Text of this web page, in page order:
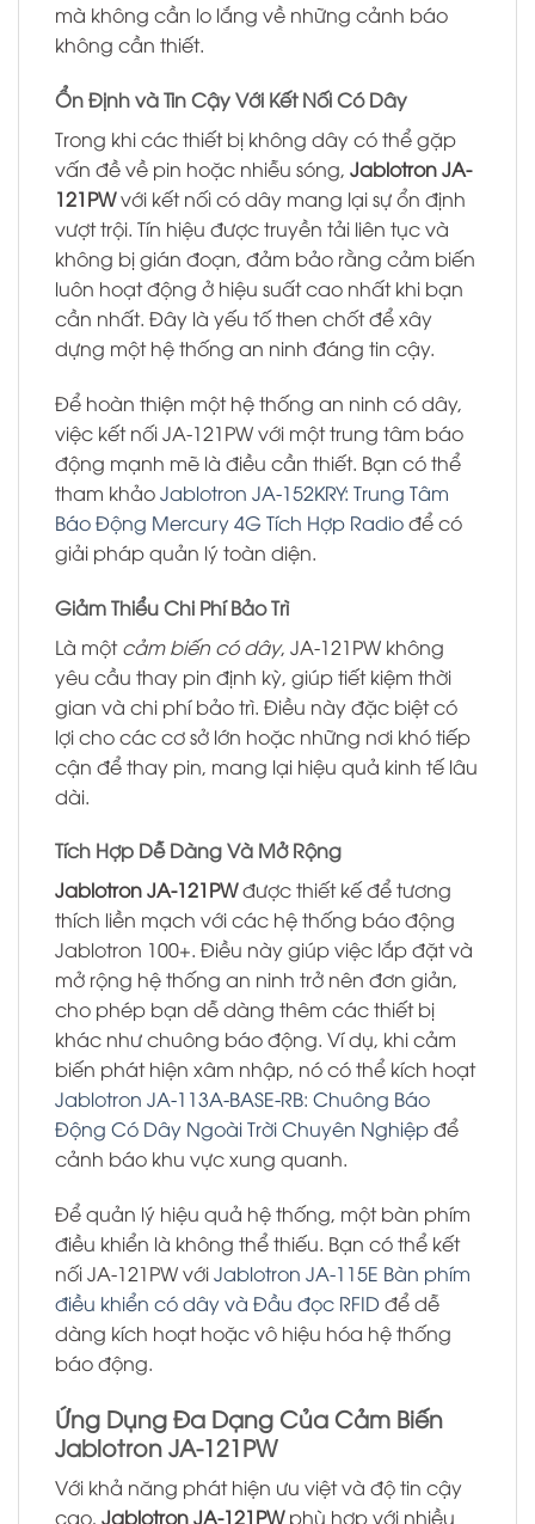
mà không cần lo lắng về những cảnh báo
không cần thiết.
Ổn Định và Tin Cậy Với Kết Nối Có Dây
Trong khi các thiết bị không dây có thể gặp
vấn đề về pin hoặc nhiễu sóng, Jablotron JA-
121PWvới kết nối có dây mang lại sự ổn định
vượt trội. Tín hiệu được truyền tải liên tục và
không bị gián đoạn, đảm bảo rằng cảm biến
luôn hoạt động ở hiệu suất cao nhất khi bạn
cần nhất. Đây là yếu tố then chốt để xây
dựng một hệ thống an ninh đáng tin cậy.
Để hoàn thiện một hệ thống an ninh có dây,
việc kết nối JA-121PW với một trung tâm báo
động mạnh mẽ là điều cần thiết. Bạn có thể
tham khảoJablotron JA-152KRY: Trung Tâm
Báo Động Mercury 4G Tích Hợp Radiođể có
giải pháp quản lý toàn diện.
Giảm Thiểu Chi Phí Bảo Trì
Là mộtcảm biến có dây, JA-121PW không
yêu cầu thay pin định kỳ, giúp tiết kiệm thời
gian và chi phí bảo trì. Điều này đặc biệt có
lợi cho các cơ sở lớn hoặc những nơi khó tiếp
cận để thay pin, mang lại hiệu quả kinh tế lâu
dài.
Tích Hợp Dễ Dàng Và Mở Rộng
Jablotron JA-121PWđược thiết kế để tương
thích liền mạch với các hệ thống báo động
Jablotron 100+. Điều này giúp việc lắp đặt và
mở rộng hệ thống an ninh trở nên đơn giản,
cho phép bạn dễ dàng thêm các thiết bị
khác như chuông báo động. Ví dụ, khi cảm
biến phát hiện xâm nhập, nó có thể kích hoạt
Jablotron JA-113A-BASE-RB: Chuông Báo
Động Có Dây Ngoài Trời Chuyên Nghiệpđể
cảnh báo khu vực xung quanh.
Để quản lý hiệu quả hệ thống, một bàn phím
điều khiển là không thể thiếu. Bạn có thể kết
nối JA-121PW vớiJablotron JA-115E Bàn phím
điều khiển có dây và Đầu đọc RFIDđể dễ
dàng kích hoạt hoặc vô hiệu hóa hệ thống
báo động.
Ứng Dụng Đa Dạng Của Cảm Biến
Jablotron JA-121PW
Với khả năng phát hiện ưu việt và độ tin cậy
cao, Jablotron JA-121PWphù hợp với nhiều